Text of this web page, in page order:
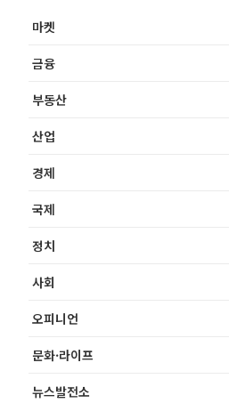
마켓
금융
부동산
산업
경제
국제
정치
사회
오피니언
문화·라이프
뉴스발전소